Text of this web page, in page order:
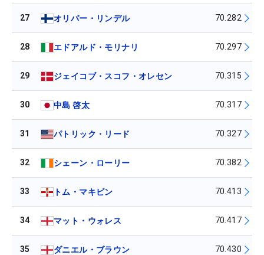
27 オリバー・リンデル 70.282
28 エドアルド・モリナリ 70.297
29 ジェイコブ・スコフ・オレセン 70.315
30 中島 啓太 70.317
31 パトリック・リード 70.327
32 シェーン・ローリー 70.382
33 トム・マキビン 70.413
34 マット・ウォレス 70.417
35 ダニエル・ブラウン 70.430